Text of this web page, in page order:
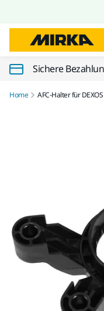
Sichere
Home AFC-Halter für DEXOS